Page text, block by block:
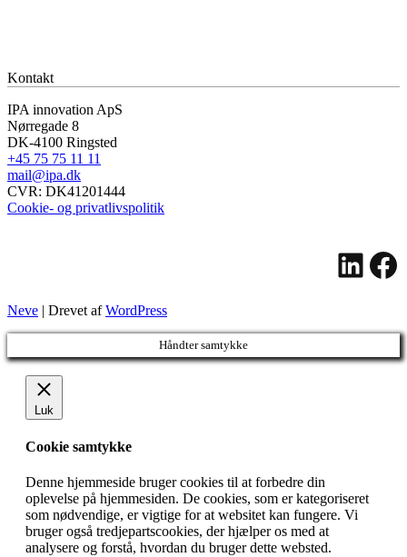
Kontakt
IPA innovation ApS
Nørregade 8
DK-4100 Ringsted
+45 75 75 11 11
mail@ipa.dk
CVR: DK41201444
Cookie- og privatlivspolitik
Neve | Drevet afWordPress
Håndter samtykke
Luk
Cookie samtykke
Denne hjemmeside bruger cookies til at forbedre din
oplevelse på hjemmesiden. De cookies, som er kategoriseret
som nødvendige, er vigtige for at websitet kan fungere. Vi
bruger også tredjepartscookies, der hjælper os med at
analysere og forstå, hvordan du bruger dette websted.